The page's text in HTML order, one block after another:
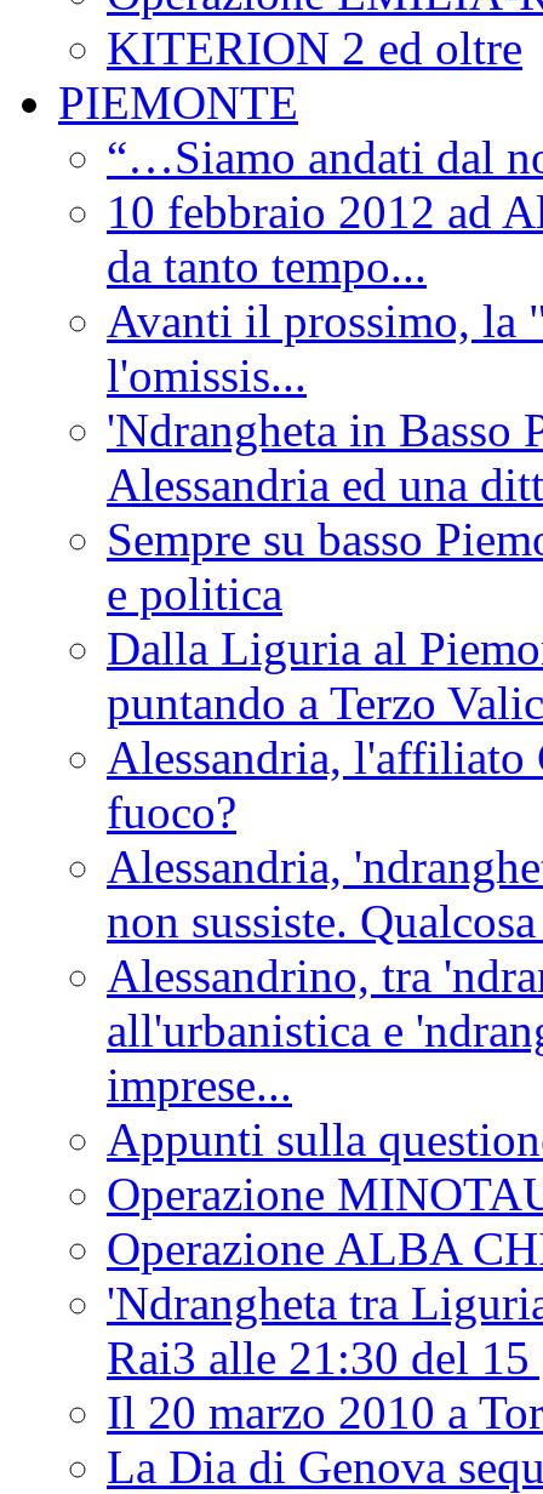
KITERION 2 ed oltre
PIEMONTE
“…Siamo andati dal
10 febbraio 2012 ad
da tanto tempo...
Avanti il prossimo, la
l'omissis...
'Ndrangheta in Basso
Alessandria ed una
Sempre su basso
e politica
Dalla Liguria al
puntando a Terzo
Alessandria, l'affiliato
fuoco?
Alessandria,
non sussiste.
Alessandrino, tra
all'urbanistica e
imprese...
Appunti sulla
Operazione
Operazione ALBA
'Ndrangheta tra
Rai3 alle 21:30 del
Il 20 marzo 2010 a
La Dia di Genova